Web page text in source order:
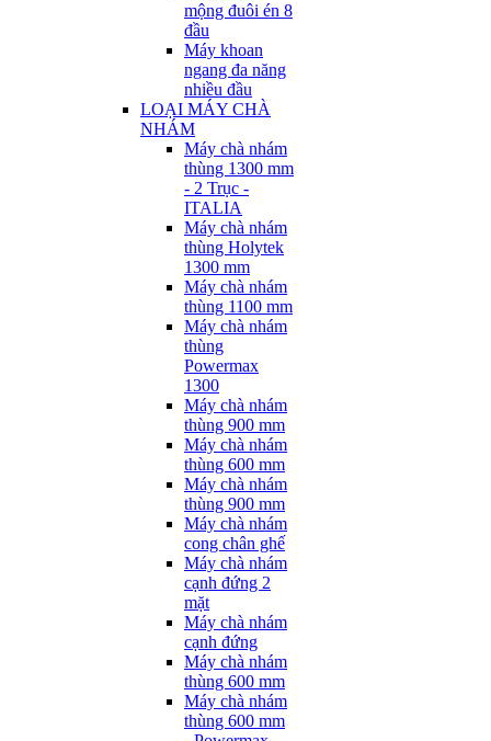
mộng đuôi én 8
đầu
Máy khoan
ngang đa năng
nhiều đầu
LOẠI MÁY CHÀ
NHÁM
Máy chà nhám
thùng 1300 mm
- 2 Trục -
ITALIA
Máy chà nhám
thùng Holytek
1300 mm
Máy chà nhám
thùng 1100 mm
Máy chà nhám
thùng
Powermax
1300
Máy chà nhám
thùng 900 mm
Máy chà nhám
thùng 600 mm
Máy chà nhám
thùng 900 mm
Máy chà nhám
cong chân ghế
Máy chà nhám
cạnh đứng 2
mặt
Máy chà nhám
cạnh đứng
Máy chà nhám
thùng 600 mm
Máy chà nhám
thùng 600 mm